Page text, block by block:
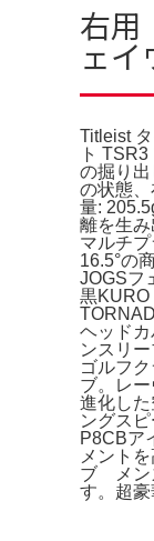
右用
ェイ
Titleist
ト
の掘り
の状態
量:
離を生
マルチ
16.5°の
JOGSフ
黒KURO
ヘッド
ンスリ
ゴルフ
ブ。レ
進化し
ングス
P8CBア
メント
ブ メン
す。超